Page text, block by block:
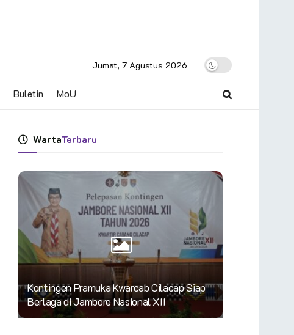
Jumat, 7 Agustus 2026
Buletin MoU
WartaTerbaru
Kontingen Pramuka Kwarcab Cilacap Siap
Berlaga di Jambore Nasional XII